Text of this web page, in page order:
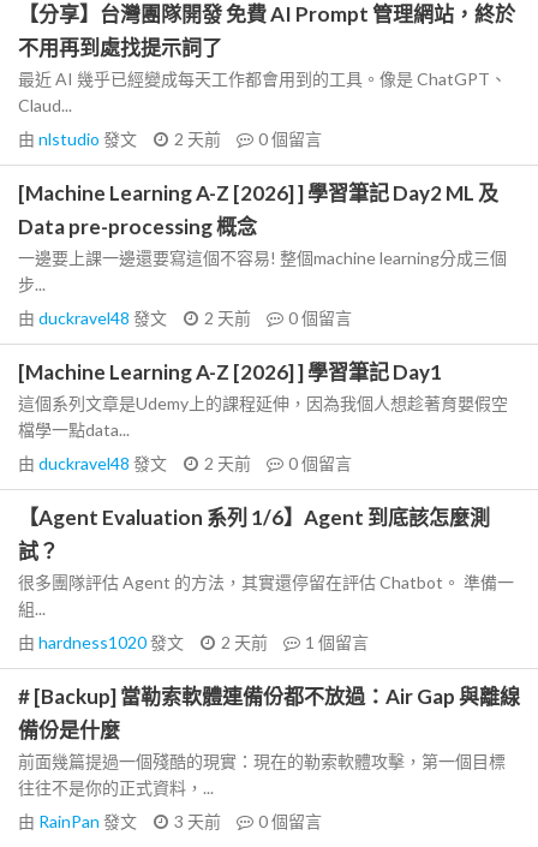
【分享】台灣團隊開發 免費 AI Prompt 管理網站，終於
不用再到處找提示詞了
最近 AI 幾乎已經變成每天工作都會用到的工具。像是 ChatGPT、
Claud...
由 nlstudio 發文 2 天前 0個留言
[Machine Learning A-Z [2026] ] 學習筆記 Day2 ML 及
Data pre-processing 概念
一邊要上課一邊還要寫這個不容易! 整個machine learning分成三個
步...
由 duckravel48 發文 2 天前 0個留言
[Machine Learning A-Z [2026] ] 學習筆記 Day1
這個系列文章是Udemy上的課程延伸，因為我個人想趁著育嬰假空
檔學一點data...
由 duckravel48 發文 2 天前 0個留言
【Agent Evaluation 系列 1/6】Agent 到底該怎麼測
試？
很多團隊評估 Agent 的方法，其實還停留在評估 Chatbot。 準備一
組...
由 hardness1020發文 2 天前 1 個留言
# [Backup] 當勒索軟體連備份都不放過：Air Gap 與離線
備份是什麼
前面幾篇提過一個殘酷的現實：現在的勒索軟體攻擊，第一個目標
往往不是你的正式資料，...
由 RainPan 發文 3 天前 0個留言